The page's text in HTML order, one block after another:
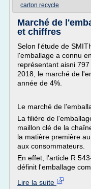
carton recycle
Marché de
et chiffres
Selon l'étude de
l'emballage a connu
représentant aisni
2018, le marché de
année de 4%.
Le marché de
La filière de
maillon clé de la
la matière première
aux consommateurs.
En effet, l'article R
définit l'emballage
Lire la suite